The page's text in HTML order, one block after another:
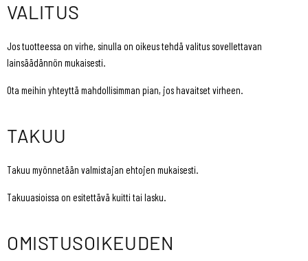
VALITUS
Jos tuotteessa on virhe, sinulla on oikeus tehdä valitus sovellettavan
lainsäädännön mukaisesti.
Ota meihin yhteyttä mahdollisimman pian, jos havaitset virheen.
TAKUU
Takuu myönnetään valmistajan ehtojen mukaisesti.
Takuuasioissa on esitettävä kuitti tai lasku.
OMISTUSOIKEUDEN